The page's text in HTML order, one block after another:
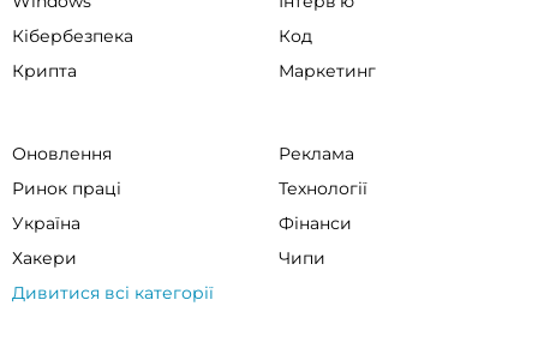
Кібербезпека
Код
Крипта
Маркетинг
Оновлення
Реклама
Ринок праці
Технології
Україна
Фінанси
Хакери
Чипи
Дивитися всі категорії